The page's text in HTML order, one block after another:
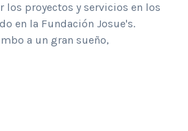
los proyectos y servicios en los
en la Fundación Josue's.
a un gran sueño,